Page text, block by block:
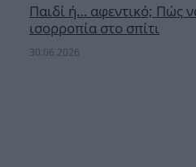
Παιδί ή… αφεντικό; Πώς
ισορροπία στο σπίτι
30.06.2026